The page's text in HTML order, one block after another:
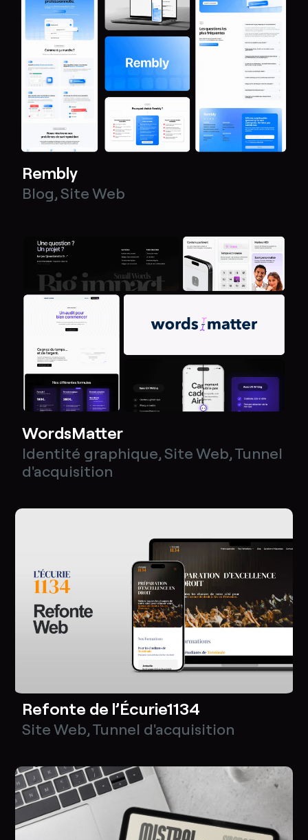
Rembly
Blog,Site Web
WordsMatter
Identité graphique,Site Web,Tunnel
d'acquisition
Refonte de l’Écurie1134
Site Web,Tunnel d'acquisition